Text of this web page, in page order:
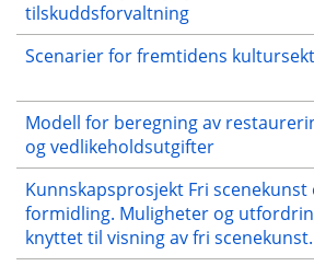
tilskuddsforvaltning
Scenarier for fremtidens
Modell for beregning av
og vedlikeholdsutgifter
Kunnskapsprosjekt Fri scenekunst
formidling. Muligheter og
knyttet til visning av fri scenekunst.